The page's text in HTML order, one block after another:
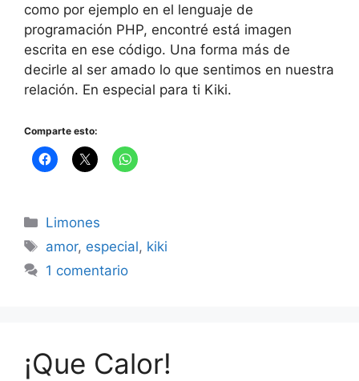
como por ejemplo en el lenguaje de
programación PHP, encontré está imagen
escrita en ese código. Una forma más de
decirle al ser amado lo que sentimos en nuestra
relación. En especial para ti Kiki.
Comparte esto:
Categorías
Limones
Etiquetas
amor, especial, kiki
1 comentario
¡Que Calor!